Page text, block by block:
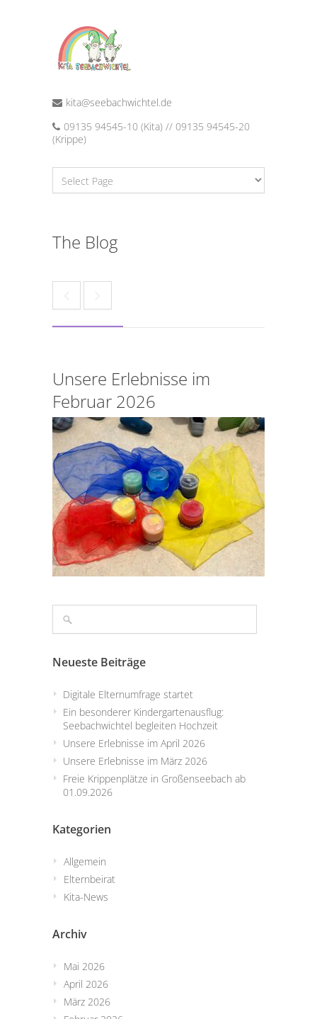
kita@seebachwichtel.de
09135 94545-10 (Kita) // 09135 94545-20
(Krippe)
The Blog
Unsere Erlebnisse im
Februar 2026
Neueste Beiträge
Digitale Elternumfrage startet
Ein besonderer Kindergartenausflug:
Seebachwichtel begleiten Hochzeit
Unsere Erlebnisse im April 2026
Unsere Erlebnisse im März 2026
Freie Krippenplätze in Großenseebach ab
01.09.2026
Kategorien
Allgemein
Elternbeirat
Kita-News
Archiv
Mai 2026
April 2026
März 2026